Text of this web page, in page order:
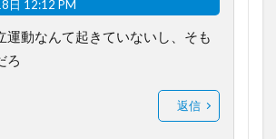
日 12:12 PM
運動なんて起きていないし、そも
ろ
返信